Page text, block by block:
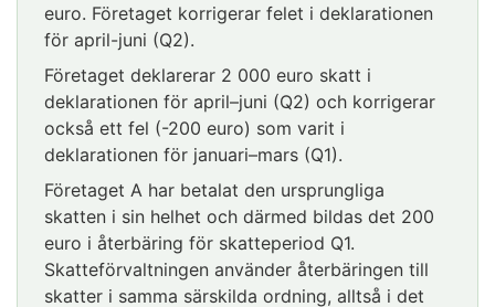
euro. Företaget korrigerar felet i deklarationen
för april-juni (Q2).
Företaget deklarerar 2 000 euro skatt i
deklarationen för april–juni (Q2) och korrigerar
också ett fel (-200 euro) som varit i
deklarationen för januari–mars (Q1).
Företaget A har betalat den ursprungliga
skatten i sin helhet och därmed bildas det 200
euro i återbäring för skatteperiod Q1.
Skatteförvaltningen använder återbäringen till
skatter i samma särskilda ordning, alltså i det